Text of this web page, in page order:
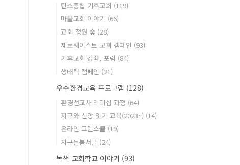
탄소중립 기후교회 (119)
마을교회 이야기 (66)
교회 정원 숲 (28)
제로웨이스트 교회 캠페인 (93)
기후교회 강좌, 포럼 (84)
생태력 캠페인 (21)
우수환경교육 프로그램 (128)
환경선교사 리더십 과정 (64)
지구와 신앙 잇기 교육(2023~) (14)
온라인 그린스쿨 (19)
지구돌봄서클 (24)
녹색 교회학교 이야기 (93)